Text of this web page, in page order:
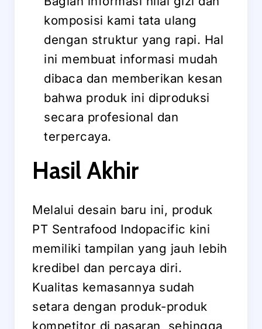
komposisi kami tata ulang
dengan struktur yang rapi. Hal
ini membuat informasi mudah
dibaca dan memberikan kesan
bahwa produk ini diproduksi
secara profesional dan
terpercaya.
Hasil Akhir
Melalui desain baru ini, produk
PT Sentrafood Indopacific kini
memiliki tampilan yang jauh lebih
kredibel dan percaya diri.
Kualitas kemasannya sudah
setara dengan produk-produk
kompetitor di pasaran, sehingga